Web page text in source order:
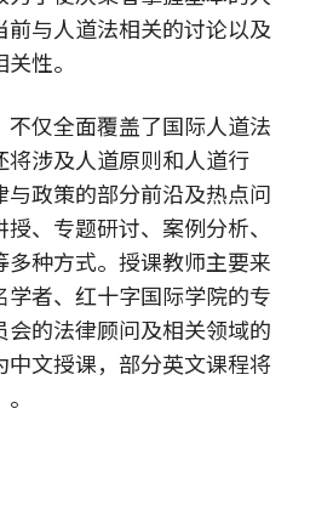
与人道法相关的讨论以及
性。
仅全面覆盖了国际人道法
涉及人道原则和人道行
政策的部分前沿及热点问
、专题研讨、案例分析、
种方式。授课教师主要来
学者、红十字国际学院的专
的法律顾问及相关领域的
文授课，部分英文课程将